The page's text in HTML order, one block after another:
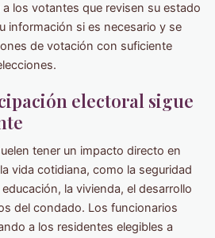
los votantes que revisen su estado
información si es necesario y se
de votación con suficiente
electoral sigue
tener un impacto directo en
vida cotidiana, como la seguridad
la vivienda, el desarrollo
del condado. Los funcionarios
a los residentes elegibles a